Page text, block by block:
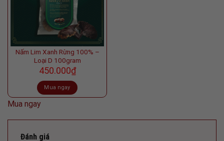
Nấm Lim Xanh Rừng 100% –
Loại D 100gram
450.000₫
Mua ngay
Mua ngay
Đánh giá